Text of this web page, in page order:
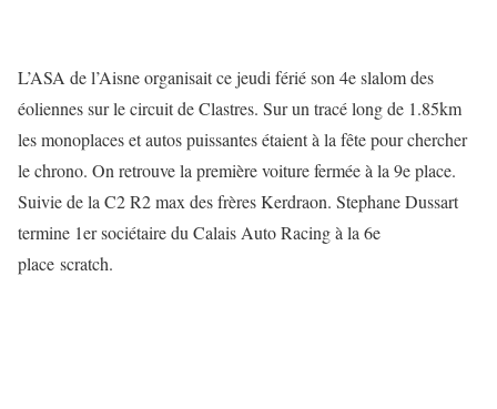
L’ASA de l’Aisne organisait ce jeudi férié son 4e slalom des
éoliennes sur le circuit de Clastres. Sur un tracé long de 1.85km
les monoplaces et autos puissantes étaient à la fête pour chercher
le chrono. On retrouve la première voiture fermée à la 9e place.
Suivie de la C2 R2 max des frères Kerdraon. Stephane Dussart
termine 1er sociétaire du Calais Auto Racing à la 6e
place scratch.